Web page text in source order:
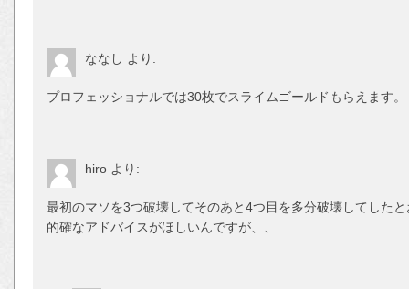
ななし より:
プロフェッショナルでは30枚でスライムゴールドもらえます。
hiro より:
最初のマソを3つ破壊してそのあと4つ目を多分破壊してした
的確なアドバイスがほしいんですが、、